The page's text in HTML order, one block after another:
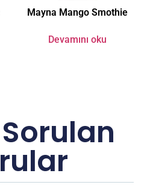
Mayna Mango Smothie
Devamını oku